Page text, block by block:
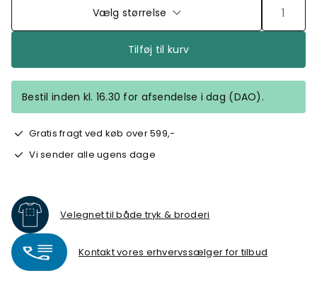
Vælg størrelse
Tilføj til kurv
Bestil inden kl. 16.30 for afsendelse i dag (DAO).
Gratis fragt ved køb over 599,-
Vi sender alle ugens dage
Velegnet til både tryk & broderi
Kontakt vores erhvervssælger for tilbud